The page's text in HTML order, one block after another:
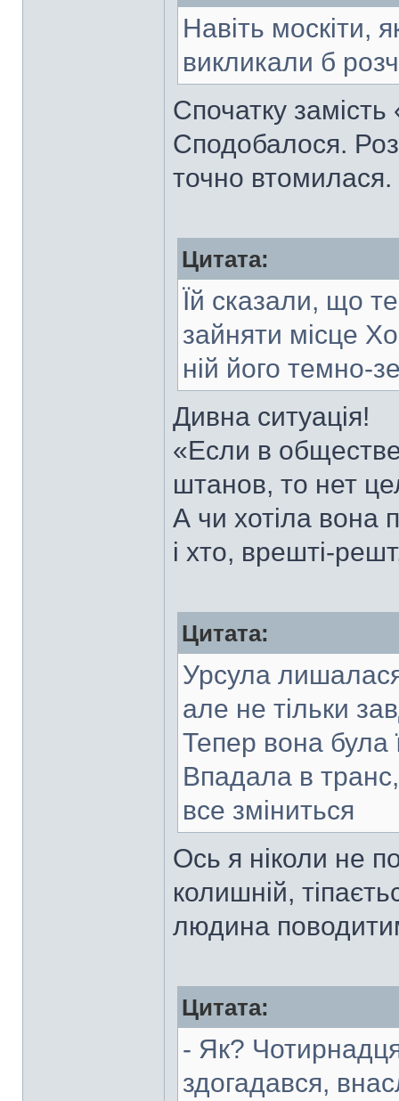
Навіть москіти,
викликали б
Спочатку
Сподобалося.
точно втомилася.
Цитата:
Їй сказали, що
зайняти місце
ній його темно-
Дивна ситуація!
«Если в
штанов, то нет
А чи хотіла вона
і хто, врешті-
Цитата:
Урсула
але не тільки
Тепер вона була
Впадала в
все зміниться
Ось я ніколи не
колишній,
людина
Цитата:
- Як?
здогадався,